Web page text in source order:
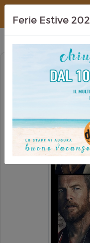
FUZE -
Ferie Estive